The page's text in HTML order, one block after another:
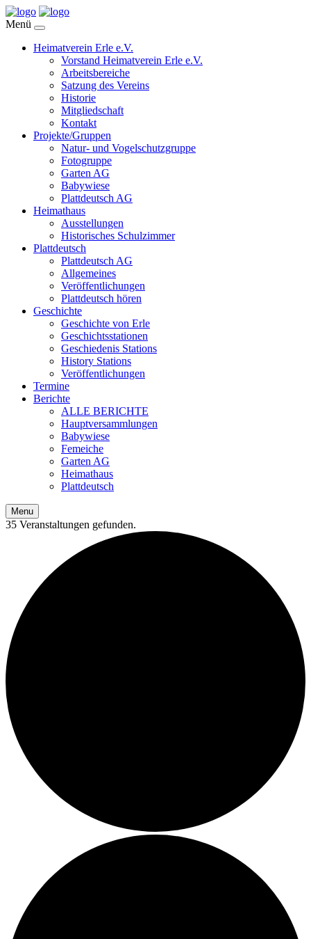
Menü
Heimatverein Erle e.V.
Vorstand Heimatverein Erle e.V.
Arbeitsbereiche
Satzung des Vereins
Historie
Mitgliedschaft
Kontakt
Projekte/Gruppen
Natur- und Vogelschutzgruppe
Fotogruppe
Garten AG
Babywiese
Plattdeutsch AG
Heimathaus
Ausstellungen
Historisches Schulzimmer
Plattdeutsch
Plattdeutsch AG
Allgemeines
Veröffentlichungen
Plattdeutsch hören
Geschichte
Geschichte von Erle
Geschichtsstationen
Geschiedenis Stations
History Stations
Veröffentlichungen
Termine
Berichte
ALLE BERICHTE
Hauptversammlungen
Babywiese
Femeiche
Garten AG
Heimathaus
Plattdeutsch
Menu
35 Veranstaltungen gefunden.